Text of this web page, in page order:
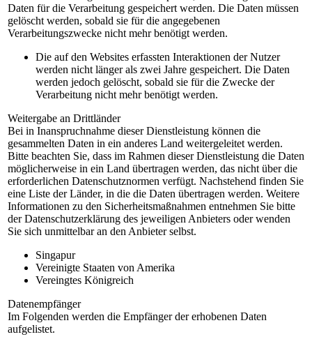
Daten für die Verarbeitung gespeichert werden. Die Daten müssen
gelöscht werden, sobald sie für die angegebenen
Verarbeitungszwecke nicht mehr benötigt werden.
Die auf den Websites erfassten Interaktionen der Nutzer
werden nicht länger als zwei Jahre gespeichert. Die Daten
werden jedoch gelöscht, sobald sie für die Zwecke der
Verarbeitung nicht mehr benötigt werden.
Weitergabe an Drittländer
Bei in Inanspruchnahme dieser Dienstleistung können die
gesammelten Daten in ein anderes Land weitergeleitet werden.
Bitte beachten Sie, dass im Rahmen dieser Dienstleistung die Daten
möglicherweise in ein Land übertragen werden, das nicht über die
erforderlichen Datenschutznormen verfügt. Nachstehend finden Sie
eine Liste der Länder, in die die Daten übertragen werden. Weitere
Informationen zu den Sicherheitsmaßnahmen entnehmen Sie bitte
der Datenschutzerklärung des jeweiligen Anbieters oder wenden
Sie sich unmittelbar an den Anbieter selbst.
Singapur
Vereinigte Staaten von Amerika
Vereingtes Königreich
Datenempfänger
Im Folgenden werden die Empfänger der erhobenen Daten
aufgelistet.